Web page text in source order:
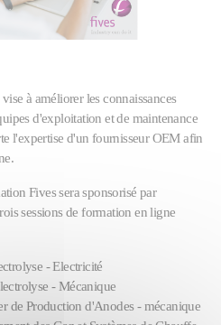
à améliorer les connaissances
d'exploitation et de maintenance
l'expertise d'un fournisseur OEM afin
Fives sera sponsorisé par
sessions de formation en ligne
- Electricité
- Mécanique
de Production d'Anodes - mécanique